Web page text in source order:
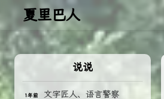
夏里巴人
说说
1年前 文字匠人、语言警察